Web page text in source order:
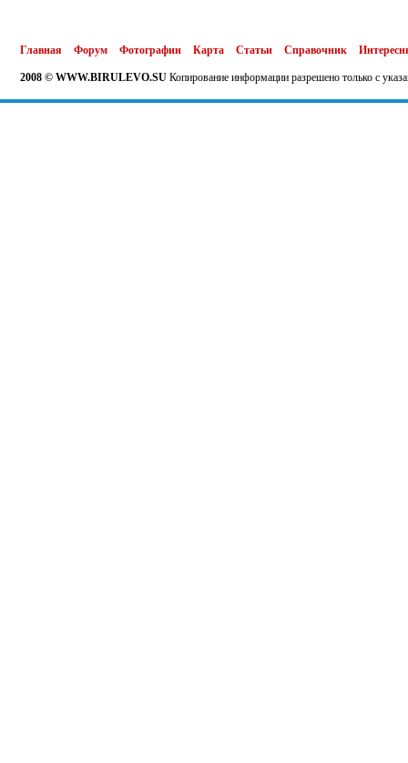
Главная Форум Фотографии Карта Статьи Справочник
2008 © WWW.BIRULEVO.SU Копирование информации разрешено только с